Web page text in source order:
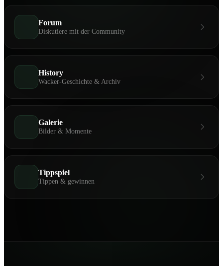
Forum
Diskutiere mit der Community
History
Wacker-Geschichte & Archiv
Galerie
Bilder & Momente
Tippspiel
Tippen & gewinnen